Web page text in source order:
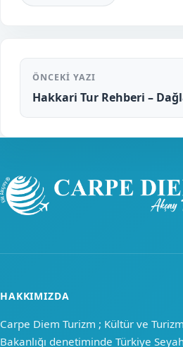
ÖNCEKI YAZI
Hakkari Tur Rehberi –
HAKKIMIZDA
Carpe Diem Turizm ; Kültür ve Turizm
Bakanlığı denetiminde Türkiye